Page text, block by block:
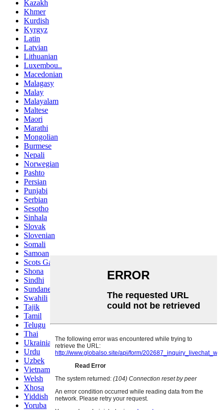
Kazakh
Khmer
Kurdish
Kyrgyz
Latin
Latvian
Lithuanian
Luxembou..
Macedonian
Malagasy
Malay
Malayalam
Maltese
Maori
Marathi
Mongolian
Burmese
Nepali
Norwegian
Pashto
Persian
Punjabi
Serbian
Sesotho
Sinhala
Slovak
Slovenian
Somali
Samoan
Scots Gaelic
Shona
Sindhi
Sundanese
Swahili
Tajik
Tamil
Telugu
Thai
Ukrainian
Urdu
Uzbek
Vietnamese
Welsh
Xhosa
Yiddish
Yoruba